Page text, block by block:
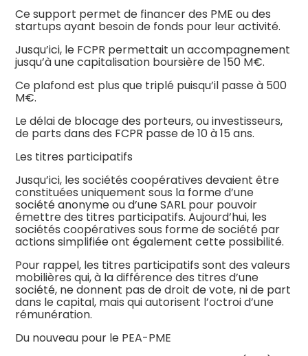
Ce support permet de financer des PME ou des
startups ayant besoin de fonds pour leur activité.
Jusqu’ici, le FCPR permettait un accompagnement
jusqu’à une capitalisation boursière de 150 M€.
Ce plafond est plus que triplé puisqu’il passe à 500
M€.
Le délai de blocage des porteurs, ou investisseurs,
de parts dans des FCPR passe de 10 à 15 ans.
Les titres participatifs
Jusqu’ici, les sociétés coopératives devaient être
constituées uniquement sous la forme d’une
société anonyme ou d’une SARL pour pouvoir
émettre des titres participatifs. Aujourd’hui, les
sociétés coopératives sous forme de société par
actions simplifiée ont également cette possibilité.
Pour rappel, les titres participatifs sont des valeurs
mobilières qui, à la différence des titres d’une
société, ne donnent pas de droit de vote, ni de part
dans le capital, mais qui autorisent l’octroi d’une
rémunération.
Du nouveau pour le PEA-PME